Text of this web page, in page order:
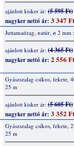
ajánlott kisker ár: (5 595 Ft)
nagyker nettó ár: 3 347 Ft
Juttamadzag, natúr, ø 2 mm
ajánlott kisker ár: (4 365 Ft)
nagyker nettó ár: 2 556 Ft
Gyászszalag csíkos, fekete,
25 m
ajánlott kisker ár: (5 605 Ft)
nagyker nettó ár: 3 352 Ft
Gyászszalag csíkos, fekete,
25 m